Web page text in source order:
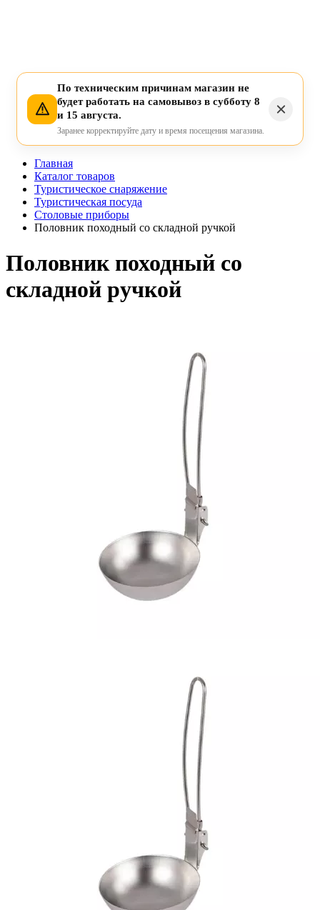
По техническим причинам магазин не
будет работать на самовывоз в субботу 8
и 15 августа.
Заранее корректируйте дату и время посещения магазина.
Главная
Каталог товаров
Туристическое снаряжение
Туристическая посуда
Столовые приборы
Половник походный со складной ручкой
Половник походный со
складной ручкой